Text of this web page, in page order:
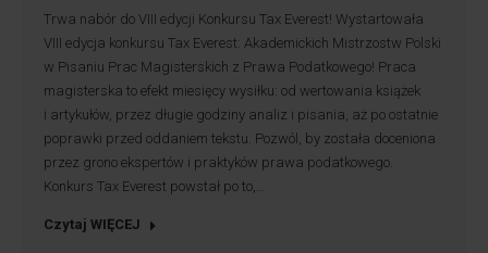
Trwa nabór do VIII edycji Konkursu Tax Everest! Wystartowała
VIII edycja konkursu Tax Everest: Akademickich Mistrzostw Polski
w Pisaniu Prac Magisterskich z Prawa Podatkowego! Praca
magisterska to efekt miesięcy wysiłku: od wertowania książek
i artykułów, przez długie godziny analiz i pisania, aż po ostatnie
poprawki przed oddaniem tekstu. Pozwól, by została doceniona
przez grono ekspertów i praktyków prawa podatkowego.
Konkurs Tax Everest powstał po to,…
Czytaj WIĘCEJ